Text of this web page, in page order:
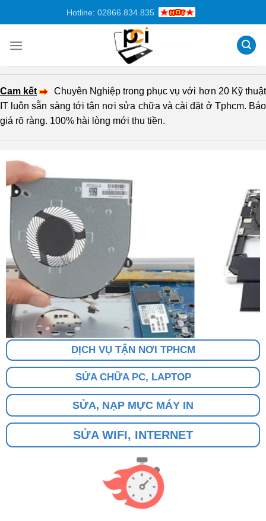
dung
Hotline: 02866.834.835
Cam kết
Chuyên Nghiệp trong phục vụ với hơn 20 Kỹ thuật
IT luôn sẵn sàng tới tận nơi sửa chữa và cài đặt ở Tphcm. Báo
giá rõ ràng. 100% hài lòng mới thu tiền.
DỊCH VỤ TẬN NƠI TPHCM
SỬA CHỮA PC, LAPTOP
SỬA, NẠP MỰC MÁY IN
SỬA WIFI, INTERNET